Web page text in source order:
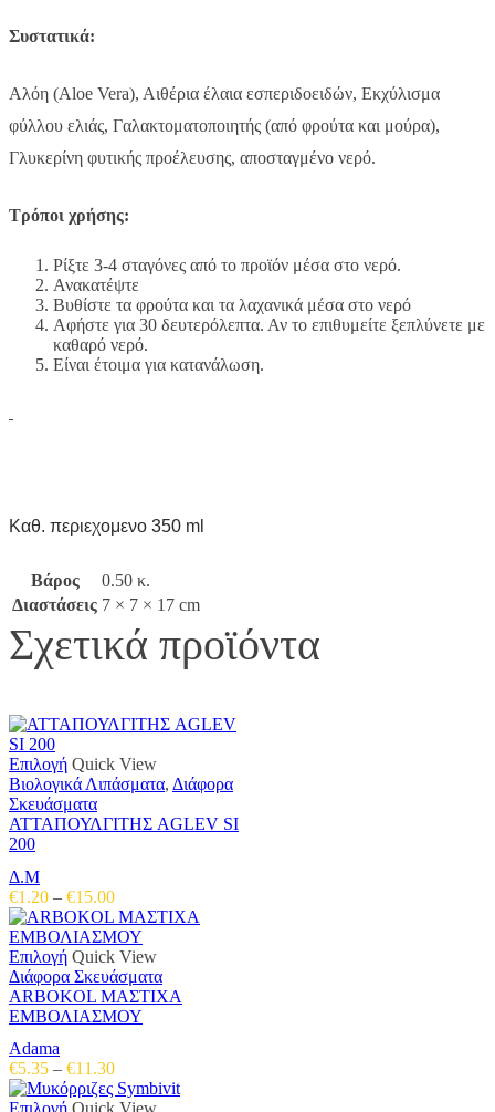
Συστατικά:
Αλόη (Aloe Vera), Αιθέρια έλαια εσπεριδοειδών, Εκχύλισμα
φύλλου ελιάς, Γαλακτοματοποιητής (από φρούτα και μούρα),
Γλυκερίνη φυτικής προέλευσης, αποσταγμένο νερό.
Τρόποι χρήσης:
Ρίξτε 3-4 σταγόνες από το προϊόν μέσα στο νερό.
Ανακατέψτε
Βυθίστε τα φρούτα και τα λαχανικά μέσα στο νερό
Αφήστε για 30 δευτερόλεπτα. Αν το επιθυμείτε ξεπλύνετε με
καθαρό νερό.
Είναι έτοιμα για κατανάλωση.
Καθ. περιεχομενο 350 ml
Βάρος
0.50 κ.
Διαστάσεις 7 × 7 × 17 cm
Σχετικά προϊόντα
Επιλογή Αυτό
το
προϊόν
έχει
επιλογές
μπορούν
να
επιλεγούν
στη
σελίδα
του
Quick View
Βιολογικά Λιπάσματα, Διάφορα
Σκευάσματα
ΑΤΤΑΠΟΥΛΓΙΤΗΣ AGLEV SI
200
Δ.Μ
€1.20 – €15.00Price
range:
€1.20
through
€15.00
Επιλογή Αυτό
το
προϊόν
έχει
Οι
επιλογές
Quick View
Διάφορα Σκευάσματα
ARBOKOL ΜΑΣΤΙΧΑ
ΕΜΒΟΛΙΑΣΜΟΥ
Adama
€5.35 – €11.30Price
range:
€5.35
Επιλογή Αυτό
Quick View